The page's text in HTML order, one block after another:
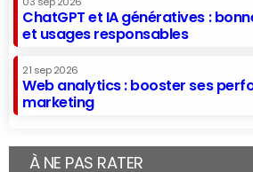
03 sep 2026
ChatGPT et IA génératives :
et usages responsables
21 sep 2026
Web analytics : booster ses
marketing
À NE PAS RATER